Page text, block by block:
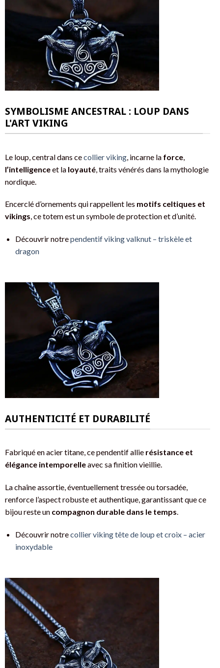
SYMBOLISME ANCESTRAL : LOUP DANS
L'ART VIKING
Le loup, central dans cecollier viking, incarne la force,
l’intelligenceet la loyauté, traits vénérés dans la mythologie
nordique.
Encerclé d’ornements qui rappellent les motifs celtiques et
vikings, ce totem est un symbole de protection et d’unité.
Découvrir notrependentif viking valknut – triskèle et
dragon
AUTHENTICITÉ ET DURABILITÉ
Fabriqué en acier titane, ce pendentif allie résistance et
élégance intemporelleavec sa finition vieillie.
La chaîne assortie, éventuellement tressée ou torsadée,
renforce l’aspect robuste et authentique, garantissant que ce
bijou reste un compagnon durable dans le temps.
Découvrir notrecollier viking tête de loup et croix – acier
inoxydable